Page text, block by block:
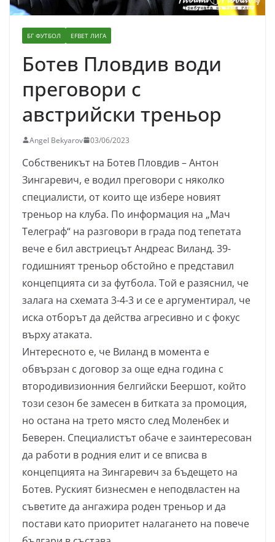
БГ ФУТБОЛ EFBET ЛИГА
Ботев Пловдив води
преговори с
австрийски треньор
Angel Bekyarov 03/06/2023
Собственикът на Ботев Пловдив – Антон
Зингаревич, е водил преговори с няколко
специалисти, от които ще избере новият
треньор на клуба. По информация на „Мач
Телеграф“ на разговори в града под тепетата
вече е бил австриецът Андреас Виланд. 39-
годишният треньор обстойно е представил
концепцията си за футбола. Той е разяснил, че
залага на схемата 3-4-3 и се е аргументирал, че
иска отборът да действа агресивно и с фокус
върху атаката.
Интересното е, че Виланд в момента е
обвързан с договор за още една година с
втородивизионния белгийски Беершот, който
този сезон бе замесен в битката за промоция,
но остана на трето място след Моленбек и
Беверен. Специалистът обаче е заинтересован
да работи в родния елит и се вписва в
концепцията на Зингаревич за бъдещето на
Ботев. Руският бизнесмен е неподвластен на
съветите да ангажира роден треньор и да
постави като приоритет налагането на повече